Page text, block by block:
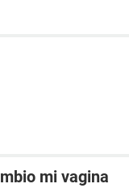
mi vagina